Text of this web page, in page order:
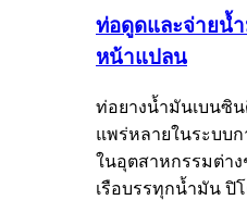
ท่อดูดและจ่ายน้
หน้าแปลน
ท่อยางน้ำมันเบนซิ
แพร่หลายในระบบ
ในอุตสาหกรรมต่า
เรือบรรทุกน้ำมัน ปิ